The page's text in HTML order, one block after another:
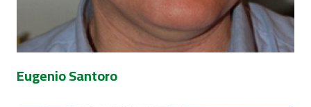
Eugenio Santoro